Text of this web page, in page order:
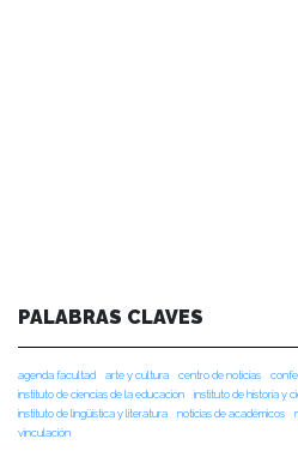
PALABRAS CLAVES
agenda facultad arte y cultura centro de noticias
instituto de ciencias de la educación
instituto de historia y
instituto de lingüística y literatura
noticias de académicos
vinculación